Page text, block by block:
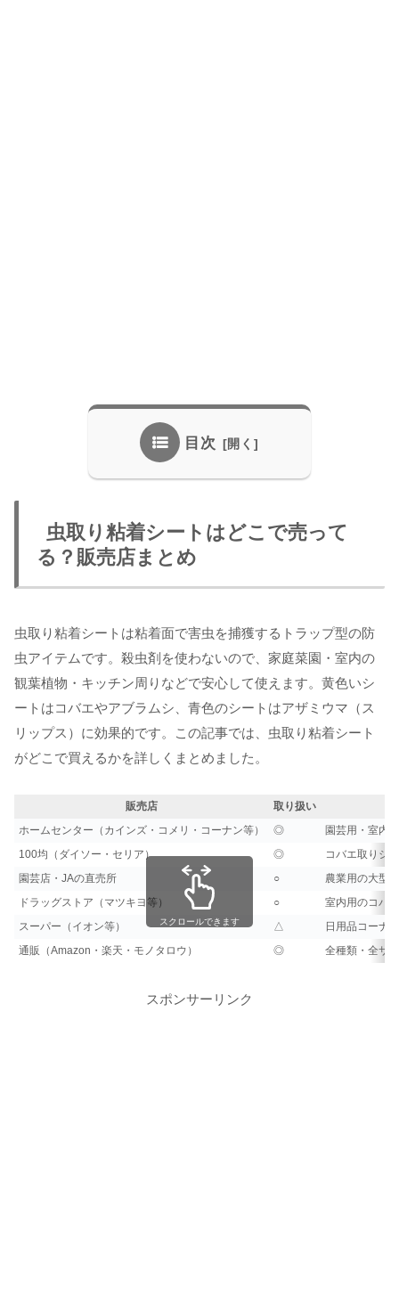
目次
虫取り粘着シートはどこで売って
る？販売店まとめ
虫取り粘着シートは粘着面で害虫を捕獲するトラップ型の防
虫アイテムです。殺虫剤を使わないので、家庭菜園・室内の
観葉植物・キッチン周りなどで安心して使えます。黄色いシ
ートはコバエやアブラムシ、青色のシートはアザミウマ（ス
リップス）に効果的です。この記事では、虫取り粘着シート
がどこで買えるかを詳しくまとめました。
販売店
取り扱い
ホームセンター（カインズ・コメリ・コーナン等）
◎
園芸用・室内
100均（ダイソー・セリア）
◎
コバエ取りシ
園芸店・JAの直売所
○
農業用の大型
ドラッグストア（マツキヨ等）
○
室内用のコバ
スーパー（イオン等）
△
日用品コーナ
通販（Amazon・楽天・モノタロウ）
◎ 全種類・全サ
スクロールできます
スポンサーリンク